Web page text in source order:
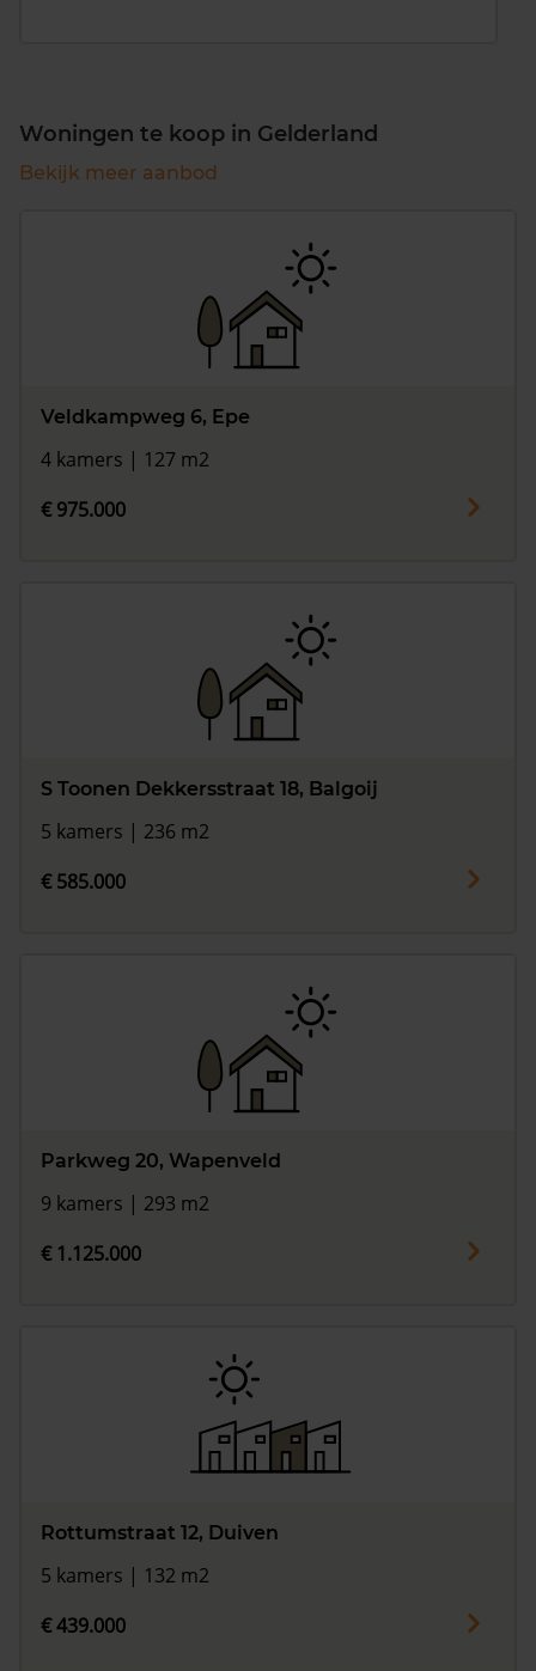
Woningen te koop in Gelderland
Bekijk meer aanbod
Veldkampweg 6, Epe
4 kamers | 127 m2
€ 975.000
S Toonen Dekkersstraat 18, Balgoij
5 kamers | 236 m2
€ 585.000
Parkweg 20, Wapenveld
9 kamers | 293 m2
€ 1.125.000
Rottumstraat 12, Duiven
5 kamers | 132 m2
€ 439.000